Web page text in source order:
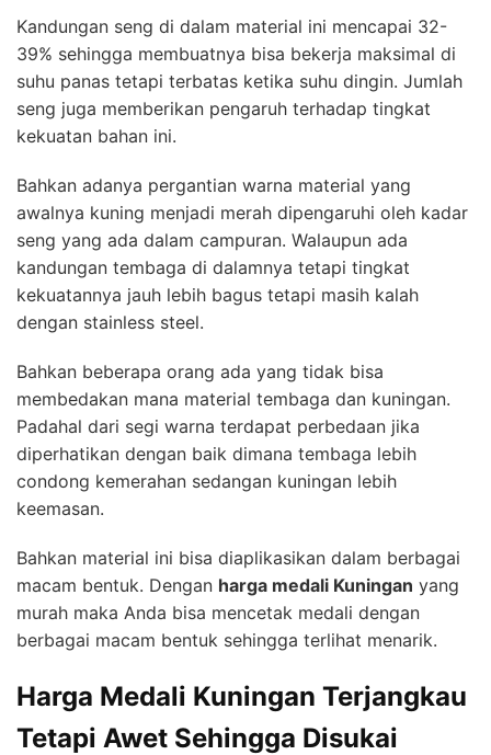
Kandungan seng di dalam material ini mencapai 32-
39% sehingga membuatnya bisa bekerja maksimal di
suhu panas tetapi terbatas ketika suhu dingin. Jumlah
seng juga memberikan pengaruh terhadap tingkat
kekuatan bahan ini.
Bahkan adanya pergantian warna material yang
awalnya kuning menjadi merah dipengaruhi oleh kadar
seng yang ada dalam campuran. Walaupun ada
kandungan tembaga di dalamnya tetapi tingkat
kekuatannya jauh lebih bagus tetapi masih kalah
dengan stainless steel.
Bahkan beberapa orang ada yang tidak bisa
membedakan mana material tembaga dan kuningan.
Padahal dari segi warna terdapat perbedaan jika
diperhatikan dengan baik dimana tembaga lebih
condong kemerahan sedangan kuningan lebih
keemasan.
Bahkan material ini bisa diaplikasikan dalam berbagai
macam bentuk. Dengan harga medali Kuningan yang
murah maka Anda bisa mencetak medali dengan
berbagai macam bentuk sehingga terlihat menarik.
Harga Medali Kuningan Terjangkau
Tetapi Awet Sehingga Disukai